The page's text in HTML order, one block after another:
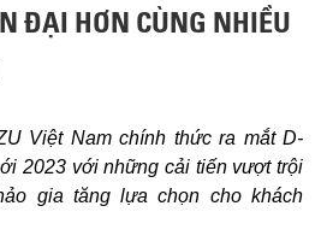
ĐẠI HƠN CÙNG NHIỀU
Việt Nam chính thức ra mắt D-
2023 với những cải tiến vượt trội
gia tăng lựa chọn cho khách